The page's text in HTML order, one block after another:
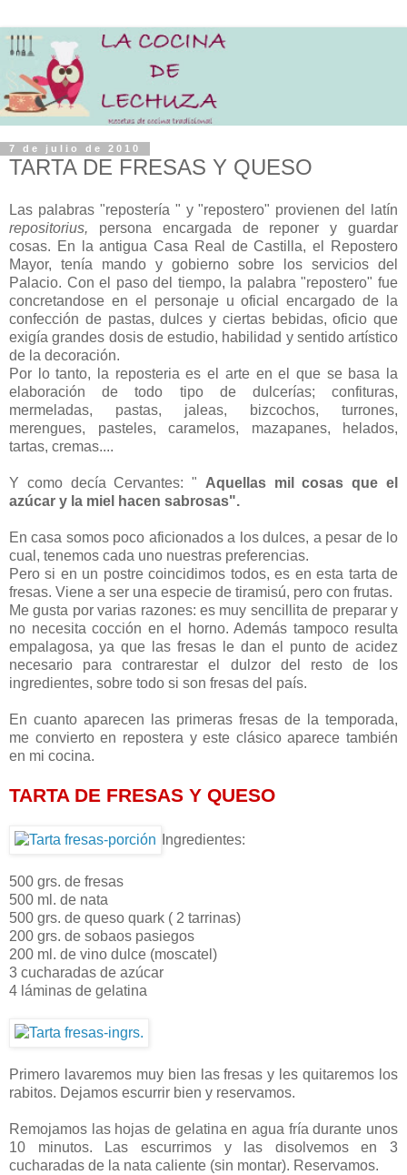
7 de julio de 2010
TARTA DE FRESAS Y QUESO
Las palabras "repostería " y "repostero" provienen del latín
repositorius, persona encargada de reponer y guardar
cosas. En la antigua Casa Real de Castilla, el Repostero
Mayor, tenía mando y gobierno sobre los servicios del
Palacio. Con el paso del tiempo, la palabra "repostero" fue
concretandose en el personaje u oficial encargado de la
confección de pastas, dulces y ciertas bebidas, oficio que
exigía grandes dosis de estudio, habilidad y sentido artístico
de la decoración.
Por lo tanto, la reposteria es el arte en el que se basa la
elaboración de todo tipo de dulcerías; confituras,
mermeladas, pastas, jaleas, bizcochos, turrones,
merengues, pasteles, caramelos, mazapanes, helados,
tartas, cremas....
Y como decía Cervantes: " Aquellas mil cosas que el
azúcar y la miel hacen sabrosas".
En casa somos poco aficionados a los dulces, a pesar de lo
cual, tenemos cada uno nuestras preferencias.
Pero si en un postre coincidimos todos, es en esta tarta de
fresas. Viene a ser una especie de tiramisú, pero con frutas.
Me gusta por varias razones: es muy sencillita de preparar y
no necesita cocción en el horno. Además tampoco resulta
empalagosa, ya que las fresas le dan el punto de acidez
necesario para contrarestar el dulzor del resto de los
ingredientes, sobre todo si son fresas del país.
En cuanto aparecen las primeras fresas de la temporada,
me convierto en repostera y este clásico aparece también
en mi cocina.
TARTA DE FRESAS Y QUESO
Ingredientes:
500 grs. de fresas
500 ml. de nata
500 grs. de queso quark ( 2 tarrinas)
200 grs. de sobaos pasiegos
200 ml. de vino dulce (moscatel)
3 cucharadas de azúcar
4 láminas de gelatina
Primero lavaremos muy bien las fresas y les quitaremos los
rabitos. Dejamos escurrir bien y reservamos.
Remojamos las hojas de gelatina en agua fría durante unos
10 minutos. Las escurrimos y las disolvemos en 3
cucharadas de la nata caliente (sin montar). Reservamos.